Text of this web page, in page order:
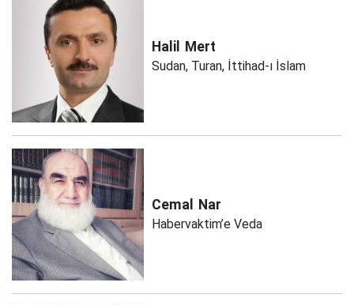
Halil Mert
Sudan, Turan, İttihad-ı İslam
Cemal Nar
Habervaktim’e Veda